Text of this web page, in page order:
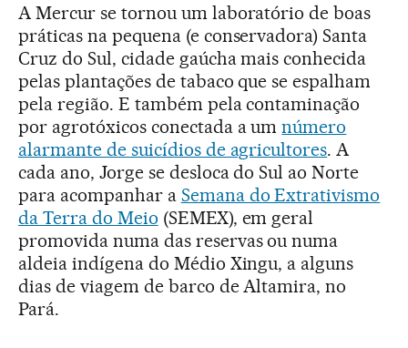
A Mercur se tornou um laboratório de boas
práticas na pequena (e conservadora) Santa
Cruz do Sul, cidade gaúcha mais conhecida
pelas plantações de tabaco que se espalham
pela região. E também pela contaminação
por agrotóxicos conectada a umnúmero
alarmante de suicídios de agricultores. A
cada ano, Jorge se desloca do Sul ao Norte
para acompanhar a Semana do Extrativismo
da Terra do Meio (SEMEX), em geral
promovida numa das reservas ou numa
aldeia indígena do Médio Xingu, a alguns
dias de viagem de barco de Altamira, no
Pará.